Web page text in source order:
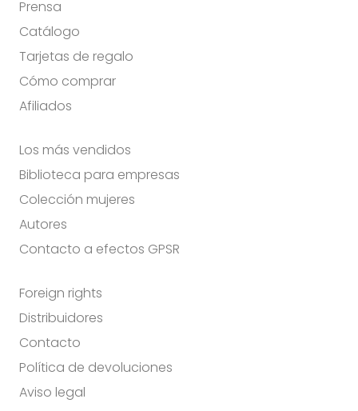
Prensa
Catálogo
Tarjetas de regalo
Cómo comprar
Afiliados
Los más vendidos
Biblioteca para empresas
Colección mujeres
Autores
Contacto a efectos GPSR
Foreign rights
Distribuidores
Contacto
Política de devoluciones
Aviso legal